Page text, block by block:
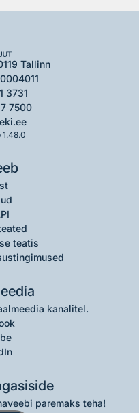
Tallinn
3731
7500
teatis
kanalitel.
paremaks teha!